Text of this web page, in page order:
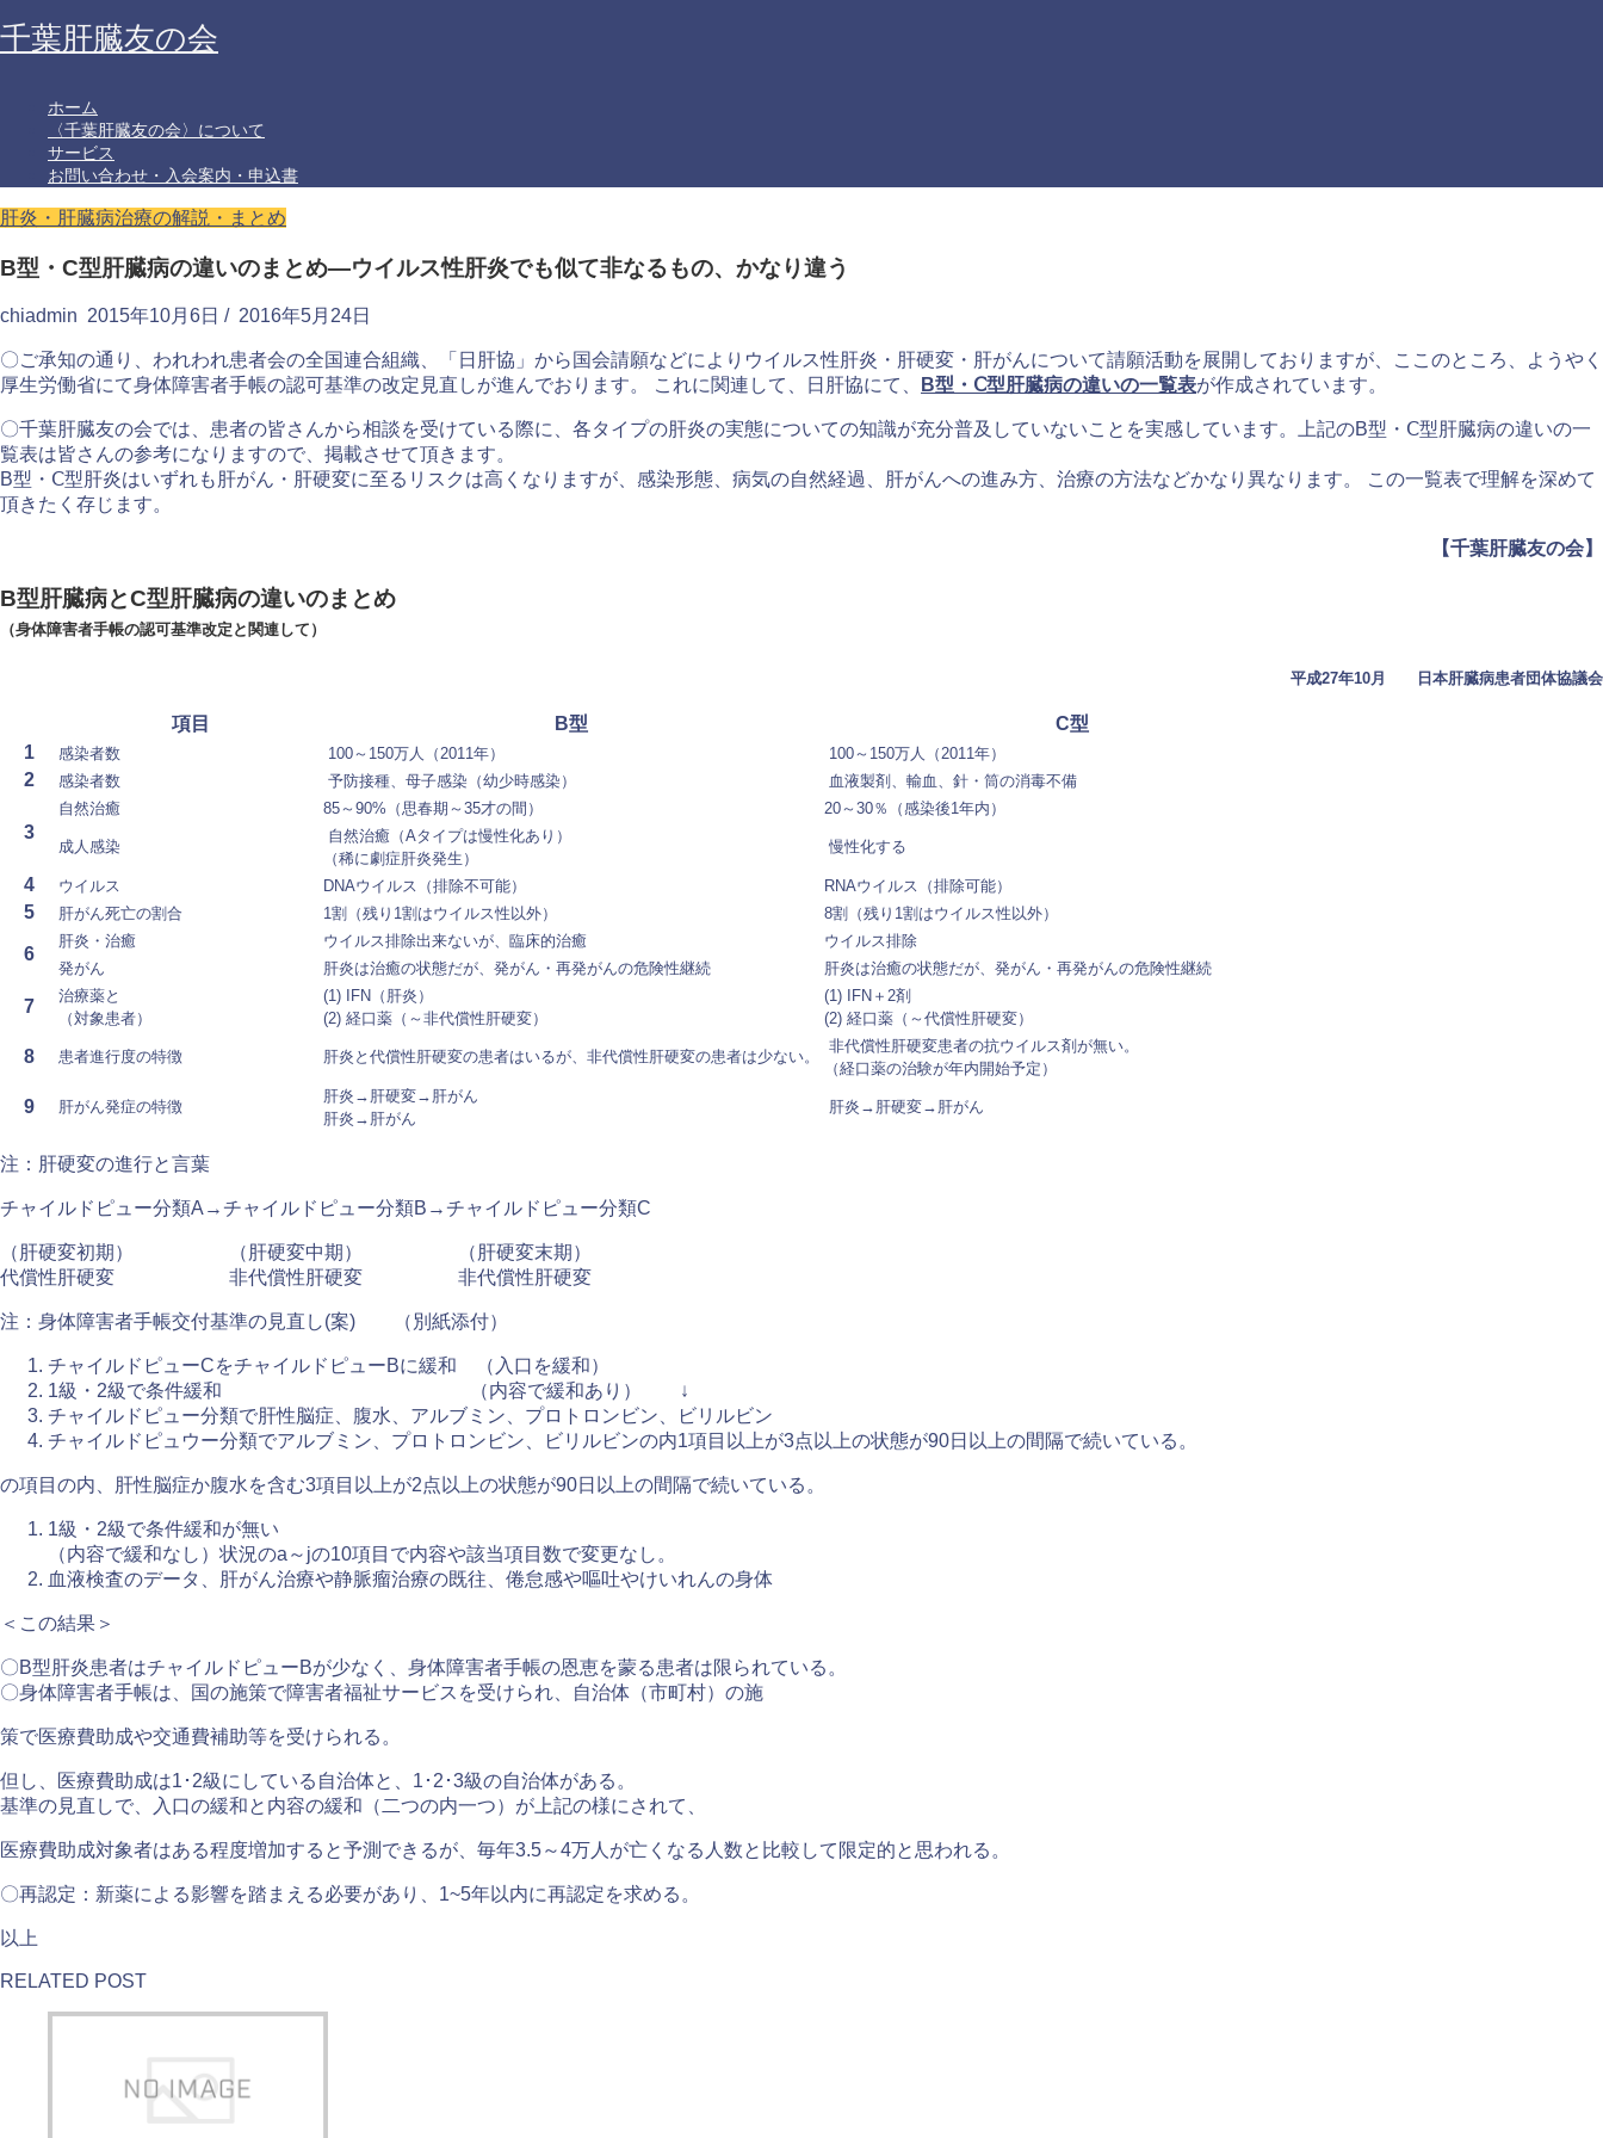
千葉肝臓友の会
ホーム
〈千葉肝臓友の会〉について
サービス
お問い合わせ・入会案内・申込書
肝炎・肝臓病治療の解説・まとめ
B型・C型肝臓病の違いのまとめ—ウイルス性肝炎でも似て非なるもの、かなり違う
chiadmin 2015年10月6日 / 2016年5月24日
〇ご承知の通り、われわれ患者会の全国連合組織、「日肝協」から国会請願などによりウイルス性肝炎・肝硬変・肝がんについて請願活動を展開しておりますが、ここのところ、ようやく
厚生労働省にて身体障害者手帳の認可基準の改定見直しが進んでおります。 これに関連して、日肝協にて、
B型・Ⅽ型肝臓病の違いの一覧表が作成されています。
〇千葉肝臓友の会では、患者の皆さんから相談を受けている際に、各タイプの肝炎の実態についての知識が充分普及していないことを実感しています。上記のB型・Ⅽ型肝臓病の違いの一
覧表は皆さんの参考になりますので、掲載させて頂きます。
B型・Ⅽ型肝炎はいずれも肝がん・肝硬変に至るリスクは高くなりますが、感染形態、病気の自然経過、肝がんへの進み方、治療の方法などかなり異なります。 この一覧表で理解を深めて
頂きたく存じます。
【千葉肝臓友の会】
B型肝臓病とC型肝臓病の違いのまとめ
（身体障害者手帳の認可基準改定と関連して）
平成27年10月 日本肝臓病患者団体協議会
項目 B型
C型
1
感染者数 100～150万人（2011年） 100～150万人（2011年）
2 感染者数 予防接種、母子感染（幼少時感染） 血液製剤、輸血、針・筒の消毒不備
3
自然治癒 85～90%（思春期～35才の間） 20～30％（感染後1年内）
成人感染
自然治癒（Aタイプは慢性化あり）
（稀に劇症肝炎発生）
慢性化する
4 ウイルス DNAウイルス（排除不可能） RNAウイルス（排除可能）
5 肝がん死亡の割合 1割 （残り1割はウイルス性以外） 8割 （残り1割はウイルス性以外）
6
肝炎・治癒 ウイルス排除出来ないが、臨床的治癒
ウイルス排除
発がん
肝炎は治癒の状態だが、発がん・再発がんの危険性継続 肝炎は治癒の状態だが、発がん・再発がんの危険性継続
7
治療薬と
（対象患者）
(1) IFN（肝炎）
(2) 経口薬（～非代償性肝硬変）
(1) IFN＋2剤
(2) 経口薬（～代償性肝硬変）
8 患者進行度の特徴 肝炎と代償性肝硬変の患者はいるが、非代償性肝硬変の患者は少ない。
非代償性肝硬変患者の抗ウイルス剤が無い。
（経口薬の治験が年内開始予定）
9 肝がん発症の特徴
肝炎→肝硬変→肝がん
肝炎→肝がん
肝炎→肝硬変→肝がん
注：肝硬変の進行と言葉
チャイルドピュー分類A→チャイルドピュー分類B→チャイルドピュー分類C
（肝硬変初期） （肝硬変中期） （肝硬変末期）
代償性肝硬変 非代償性肝硬変 非代償性肝硬変
注：身体障害者手帳交付基準の見直し(案) （別紙添付）
チャイルドピューCをチャイルドピューBに緩和 （入口を緩和）
1級・2級で条件緩和 （内容で緩和あり） ↓
チャイルドピュー分類で肝性脳症、腹水、アルブミン、プロトロンビン、ビリルビン
チャイルドピュウー分類でアルブミン、プロトロンビン、ビリルビンの内1項目以上が3点以上の状態が90日以上の間隔で続いている。
の項目の内、肝性脳症か腹水を含む3項目以上が2点以上の状態が90日以上の間隔で続いている。
1級・2級で条件緩和が無い
（内容で緩和なし）状況のa～jの10項目で内容や該当項目数で変更なし。
血液検査のデータ、肝がん治療や静脈瘤治療の既往、倦怠感や嘔吐やけいれんの身体
＜この結果＞
〇B型肝炎患者はチャイルドピューBが少なく、身体障害者手帳の恩恵を蒙る患者は限られている。
〇身体障害者手帳は、国の施策で障害者福祉サービスを受けられ、自治体（市町村）の施
策で医療費助成や交通費補助等を受けられる。
但し、医療費助成は1･2級にしている自治体と、1･2･3級の自治体がある。
基準の見直しで、入口の緩和と内容の緩和（二つの内一つ）が上記の様にされて、
医療費助成対象者はある程度増加すると予測できるが、毎年3.5～4万人が亡くなる人数と比較して限定的と思われる。
〇再認定：新薬による影響を踏まえる必要があり、1~5年以内に再認定を求める。
以上
RELATED POST